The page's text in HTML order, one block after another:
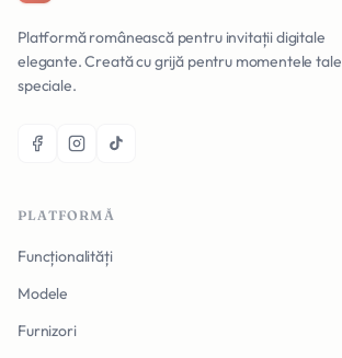
Platformă românească pentru invitații digitale
elegante. Creată cu grijă pentru momentele tale
speciale.
PLATFORMĂ
Funcționalități
Modele
Furnizori